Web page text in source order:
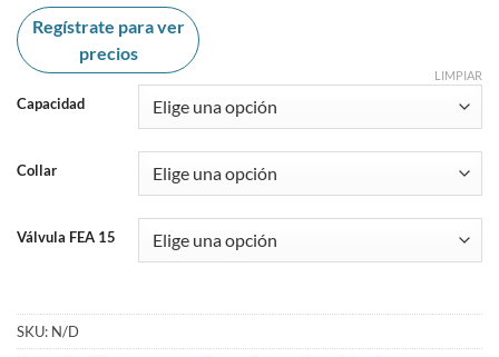
Regístrate para ver
precios
Capacidad
Collar
Válvula FEA 15
LIMPIAR
SKU: N/D